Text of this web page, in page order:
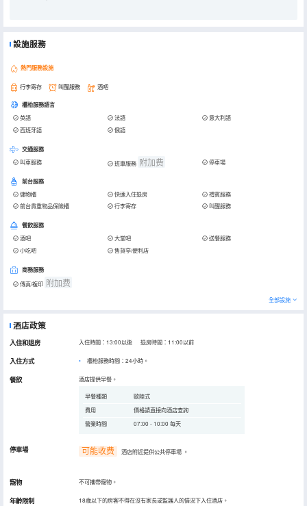
設施服務
熱門服務設施
行李寄存 叫醒服務 酒吧
櫃枱服務語言
英語 法語
意大利語
西班牙語
俄語
交通服務
叫車服務 班車服務 附加费 停車場
前台服務
儲物櫃 快速入住退房
禮賓服務
前台貴重物品保險櫃
行李寄存 叫醒服務
餐飲服務
酒吧 大堂吧
送餐服務
小吃吧
售貨亭/便利店
商務服務
傳真/複印 附加费
全部設施
酒店政策
入住和退房 入住時間：13:00以後 退房時間：11:00以前
入住方式 櫃枱服務時間：24小時。
餐飲 酒店提供早餐。
早餐種類
歐陸式
費用
價格請直接向酒店查詢
營業時間
07:00 - 10:00 每天
停車場 可能收费 酒店附近提供公共停車場 。
寵物 不可攜帶寵物。
年齡限制 18歲以下的房客不得在沒有家長或監護人的情況下入住酒店。